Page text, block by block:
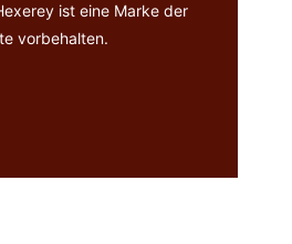
ist eine Marke der
vorbehalten.